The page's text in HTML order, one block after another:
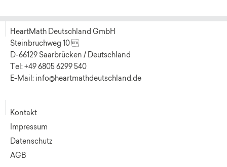
HeartMath Deutschland GmbH
Steinbruchweg 10 
D-66129 Saarbrücken / Deutschland
Tel: +49 6805 6299 540
E-Mail: info@heartmathdeutschland.de
Kontakt
Impressum
Datenschutz
AGB